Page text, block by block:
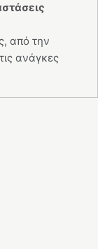
από την
ανάγκες